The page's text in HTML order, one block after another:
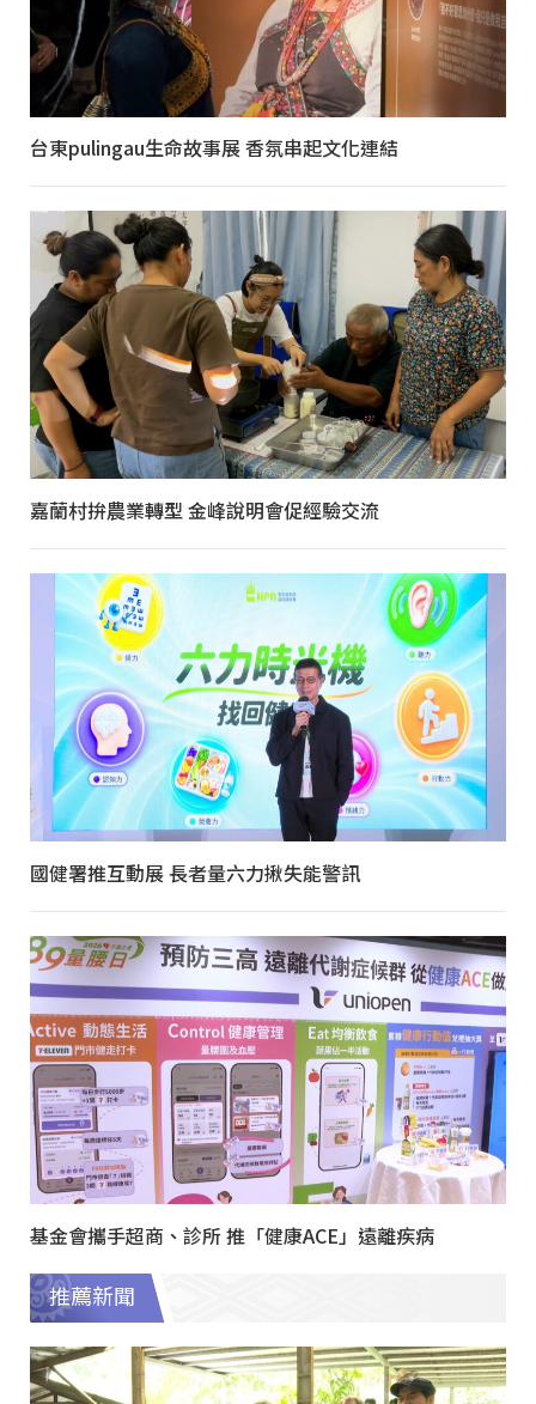
台東pulingau生命故事展 香氛串起文化連結
嘉蘭村拚農業轉型 金峰說明會促經驗交流
國健署推互動展 長者量六力揪失能警訊
基金會攜手超商、診所 推「健康ACE」遠離疾病
推薦新聞